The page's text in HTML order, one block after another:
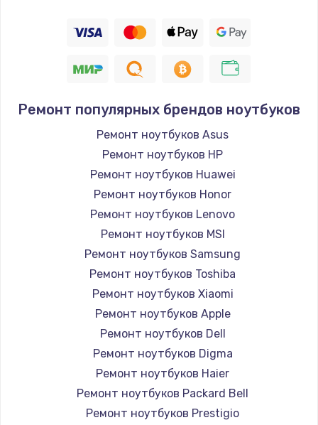
Ремонт популярных брендов ноутбуков
Ремонт ноутбуков Asus
Ремонт ноутбуков HP
Ремонт ноутбуков Huawei
Ремонт ноутбуков Honor
Ремонт ноутбуков Lenovo
Ремонт ноутбуков MSI
Ремонт ноутбуков Samsung
Ремонт ноутбуков Toshiba
Ремонт ноутбуков Xiaomi
Ремонт ноутбуков Apple
Ремонт ноутбуков Dell
Ремонт ноутбуков Digma
Ремонт ноутбуков Haier
Ремонт ноутбуков Packard Bell
Ремонт ноутбуков Prestigio